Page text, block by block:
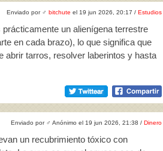
Enviado por ♂ bitchute el 19 jun 2026, 20:17 / Estudios
un alienígena terrestre
en cada brazo), lo que significa que
abrir tarros, resolver laberintos y hasta
Enviado por ♂ Anónimo el 19 jun 2026, 21:38 / Dinero
un recubrimiento tóxico con